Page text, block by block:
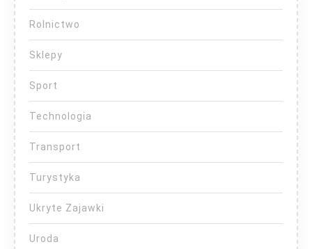
Rolnictwo
Sklepy
Sport
Technologia
Transport
Turystyka
Ukryte Zajawki
Uroda